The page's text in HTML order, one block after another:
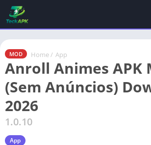
MOD Home / App
Anroll Animes APK
(Sem Anúncios)
2026
1.0.10
App